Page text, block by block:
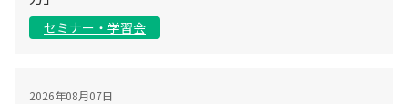
セミナー・学習会
2026年08月07日